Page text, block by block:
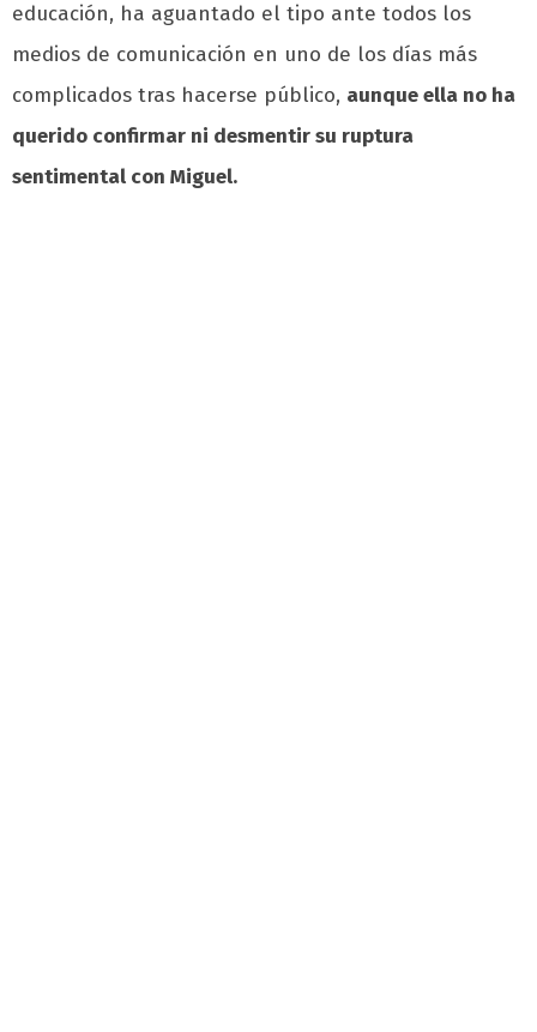
educación, ha aguantado el tipo ante todos los
medios de comunicación en uno de los días más
complicados tras hacerse público, aunque ella no ha
querido confirmar ni desmentir su ruptura
sentimental con Miguel.